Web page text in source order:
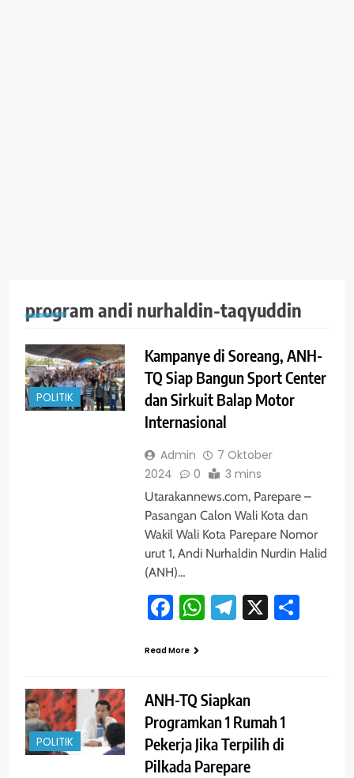
program andi nurhaldin-taqyuddin
POLITIK
Kampanye di Soreang, ANH-
TQ Siap Bangun Sport Center
dan Sirkuit Balap Motor
Internasional
Admin
7 Oktober
2024
0 3 mins
Utarakannews.com, Parepare –
Pasangan Calon Wali Kota dan
Wakil Wali Kota Parepare Nomor
urut 1, Andi Nurhaldin Nurdin Halid
(ANH)…
Facebook
WhatsApp
Telegram
X
Read More
POLITIK
ANH-TQ Siapkan
Programkan 1 Rumah 1
Pekerja Jika Terpilih di
Pilkada Parepare